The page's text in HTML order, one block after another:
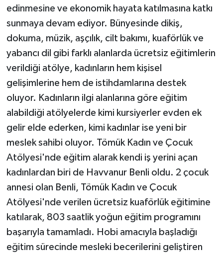
edinmesine ve ekonomik hayata katılmasına katkı
sunmaya devam ediyor. Bünyesinde dikiş,
dokuma, müzik, aşçılık, cilt bakımı, kuaförlük ve
yabancı dil gibi farklı alanlarda ücretsiz eğitimlerin
verildiği atölye, kadınların hem kişisel
gelişimlerine hem de istihdamlarına destek
oluyor. Kadınların ilgi alanlarına göre eğitim
alabildiği atölyelerde kimi kursiyerler evden ek
gelir elde ederken, kimi kadınlar ise yeni bir
meslek sahibi oluyor. Tömük Kadın ve Çocuk
Atölyesi'nde eğitim alarak kendi iş yerini açan
kadınlardan biri de Havvanur Benli oldu. 2 çocuk
annesi olan Benli, Tömük Kadın ve Çocuk
Atölyesi'nde verilen ücretsiz kuaförlük eğitimine
katılarak, 803 saatlik yoğun eğitim programını
başarıyla tamamladı. Hobi amacıyla başladığı
eğitim sürecinde mesleki becerilerini geliştiren